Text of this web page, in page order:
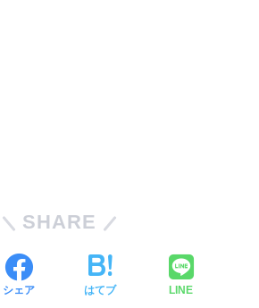
SHARE
シェア はてブ LINE